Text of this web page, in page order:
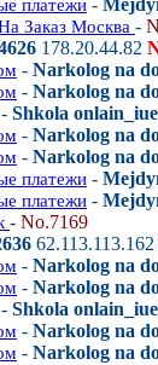
платежи -
Заказ Москва -
178.20.44.82
- Narkolog na
- Narkolog na
- Shkola
- Narkolog na
- Narkolog na
платежи -
платежи -
- No.7169
62.113.113.162
- Narkolog na
- Narkolog na
- Shkola
- Narkolog na
- Narkolog na